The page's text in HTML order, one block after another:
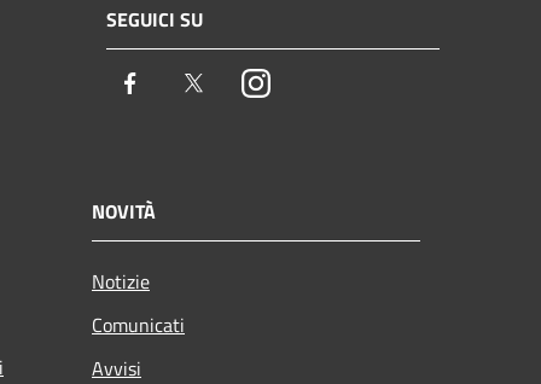
SEGUICI SU
Facebook TwitterInstagram
NOVITÀ
Notizie
Comunicati
Avvisi